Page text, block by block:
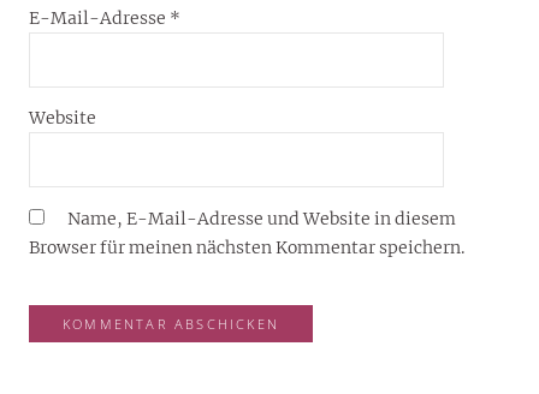
E-Mail-Adresse *
Website
Name, E-Mail-Adresse und Website in diesem
Browser für meinen nächsten Kommentar speichern.